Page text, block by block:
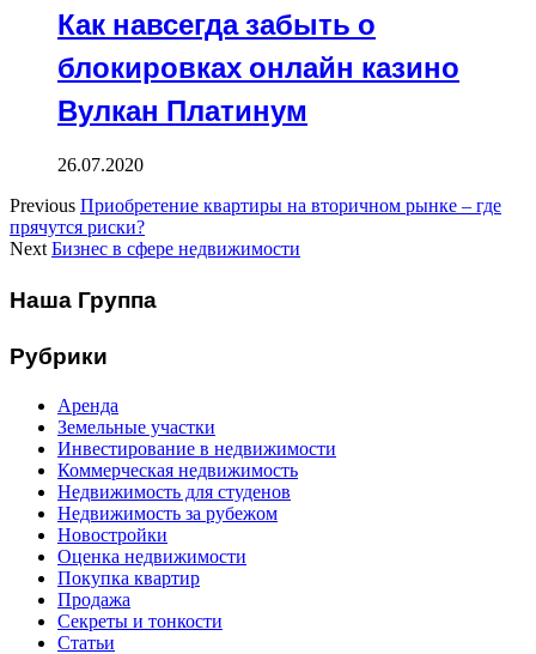
Как навсегда забыть о
блокировках онлайн казино
Вулкан Платинум
26.07.2020
Previous Приобретение квартиры на вторичном рынке – где
прячутся риски?
NextБизнес в сфере недвижимости
Наша Группа
Рубрики
Аренда
Земельные участки
Инвестирование в недвижимости
Коммерческая недвижимость
Недвижимость для студенов
Недвижимость за рубежом
Новостройки
Оценка недвижимости
Покупка квартир
Продажа
Секреты и тонкости
Статьи